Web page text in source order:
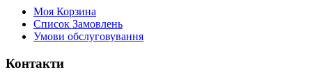
Моя Корзина
Список Замовлень
Умови обслуговування
Контакти